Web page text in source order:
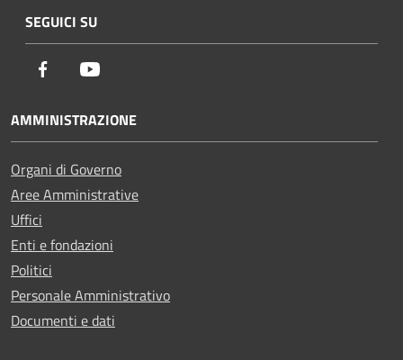
SEGUICI SU
Facebook
AMMINISTRAZIONE
Organi di Governo
Aree Amministrative
Uffici
Enti e fondazioni
Politici
Personale Amministrativo
Documenti e dati